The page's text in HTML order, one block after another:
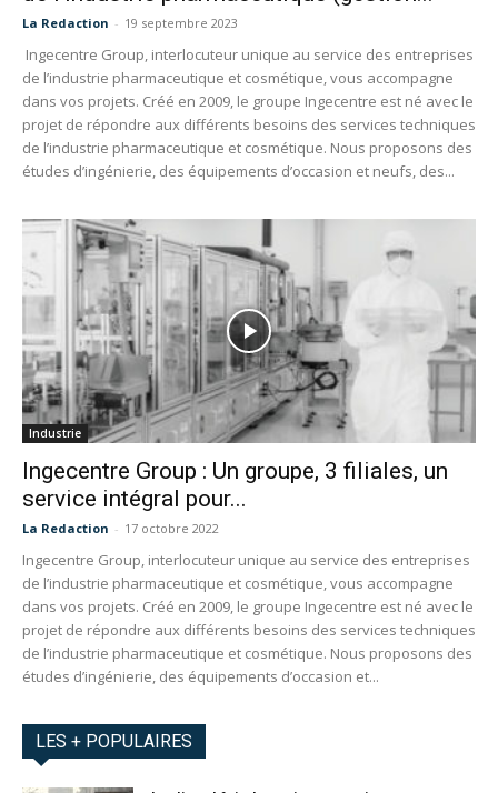
La Redaction - 19 septembre 2023
Ingecentre Group, interlocuteur unique au service des entreprises
de l’industrie pharmaceutique et cosmétique, vous accompagne
dans vos projets. Créé en 2009, le groupe Ingecentre est né avec le
projet de répondre aux différents besoins des services techniques
de l’industrie pharmaceutique et cosmétique. Nous proposons des
études d’ingénierie, des équipements d’occasion et neufs, des...
Industrie
Ingecentre Group : Un groupe, 3 filiales, un
service intégral pour...
La Redaction - 17 octobre 2022
Ingecentre Group, interlocuteur unique au service des entreprises
de l’industrie pharmaceutique et cosmétique, vous accompagne
dans vos projets. Créé en 2009, le groupe Ingecentre est né avec le
projet de répondre aux différents besoins des services techniques
de l’industrie pharmaceutique et cosmétique. Nous proposons des
études d’ingénierie, des équipements d’occasion et...
LES + POPULAIRES